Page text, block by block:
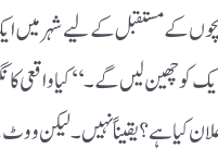
کے مستقبل کے لیے شہر میں
کو چھین لیں گے ۔‘‘ کیا
کیا ہے ؟ یقیناً نہیں ۔ لیکن